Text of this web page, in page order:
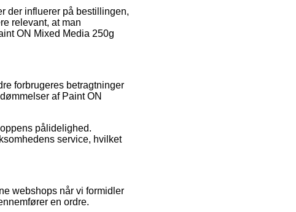
der influerer på bestillingen,
relevant, at man
ON Mixed Media 250g
forbrugeres betragtninger
af Paint ON
pålidelighed.
service, hvilket
webshops når vi formidler
en ordre.